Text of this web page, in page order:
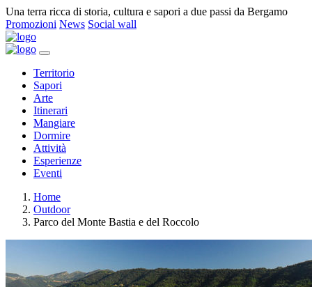
Una terra ricca di storia, cultura e sapori a due passi da Bergamo
Promozioni News Social wall
Territorio
Sapori
Arte
Itinerari
Mangiare
Dormire
Attività
Esperienze
Eventi
Home
Outdoor
Parco del Monte Bastia e del Roccolo